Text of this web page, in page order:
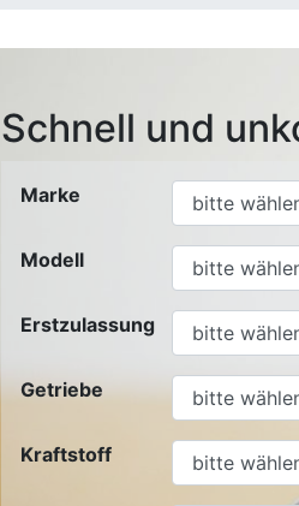
Schnell und
Marke
Modell
Erstzulassung
Getriebe
Kraftstoff